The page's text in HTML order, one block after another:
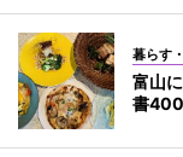
暮らす
富山
書